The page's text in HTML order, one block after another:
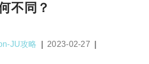
不同？
JU攻略
Post
2023-02-27